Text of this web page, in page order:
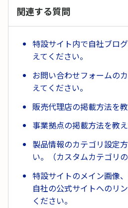
関連する質問
特設サイト内で自社ブロ
えてください。
お問い合わせフォームの
えてください。
販売代理店の掲載方法を教
事業拠点の掲載方法を教え
製品情報のカテゴリ設定
い。（カスタムカテゴリの
特設サイトのメイン画像
自社の公式サイトへのリ
ください。